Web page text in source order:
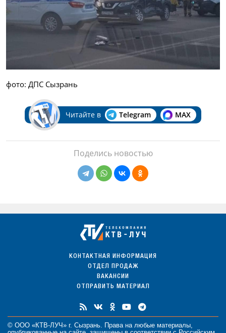
фото: ДПС Сызрань
Читайте в Telegram MAX
Поделись новостью
КОНТАКТНАЯ ИНФОРМАЦИЯ
ОТДЕЛ ПРОДАЖ
ВАКАНСИИ
ОТПРАВИТЬ МАТЕРИАЛ
© ООО «КТВ-ЛУЧ» г. Сызрань. Права на любые материалы,